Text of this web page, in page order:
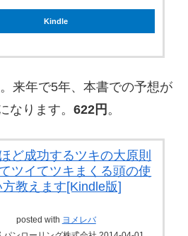
Kindle
。来年で5年、本書での予想が
なります。 622円 。
ど成功するツキの大原則
ツイてツキまくる頭の使
方教えます[Kindle版]
posted with ヨメレバ